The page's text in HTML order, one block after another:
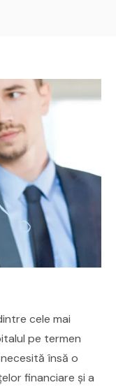
cele mai
pe termen
însă o
financiare și a